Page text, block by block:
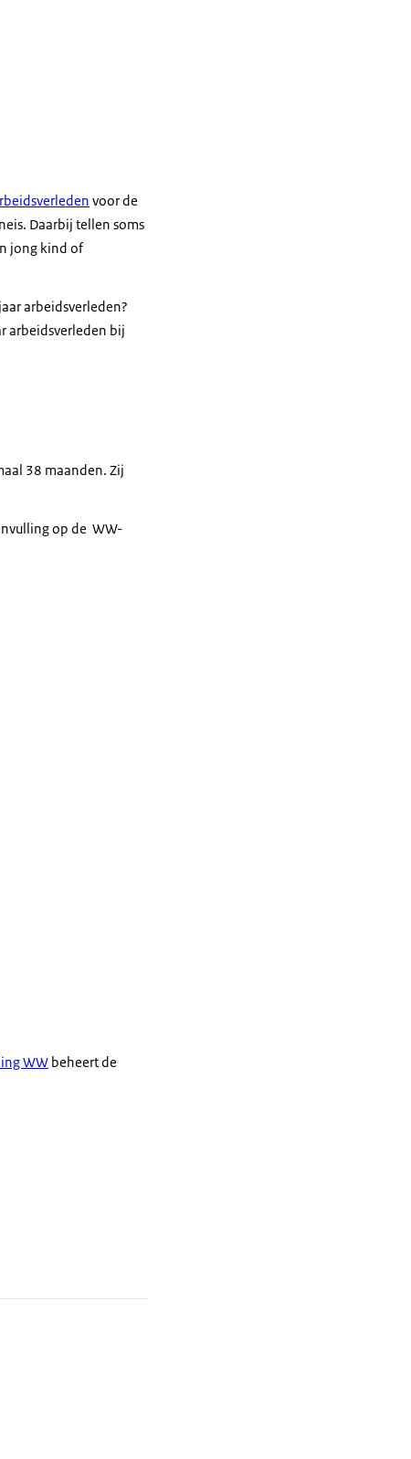
voor de
Daarbij tellen soms
jong kind of
arbeidsverleden?
arbeidsverleden bij
38 maanden. Zij
op de WW-
WW beheert de